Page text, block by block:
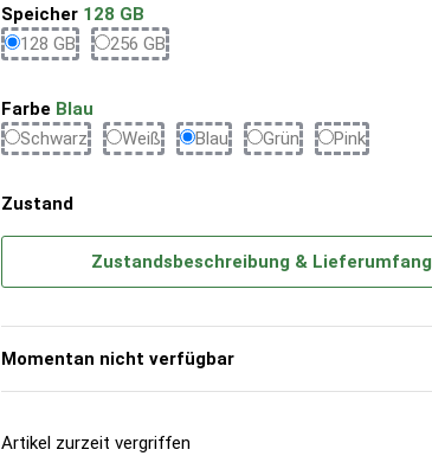
Speicher 128 GB
128 GB128 GB256 GB256 GB
Farbe Blau
SchwarzSchwarz
WeißWeißBlauBlauGrünGrünPinkPink
Zustand
Zustandsbeschreibung & Lieferumfang
Momentan nicht verfügbar
Artikel zurzeit vergriffen